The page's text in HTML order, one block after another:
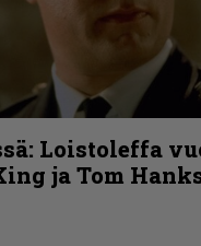
Loistoleffa
ja Tom